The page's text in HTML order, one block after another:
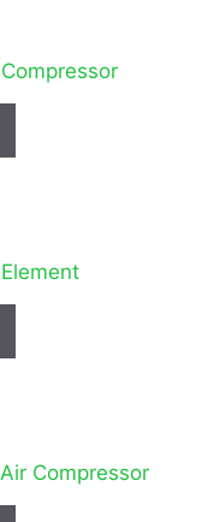
Compressor